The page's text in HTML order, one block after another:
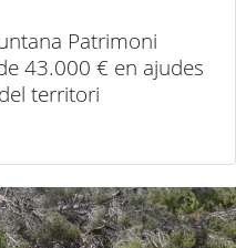
Patrimoni
43.000 € en ajudes
territori